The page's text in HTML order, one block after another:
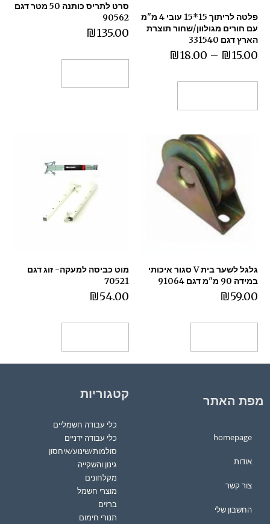
פלטה לריתוך 15*15 עובי 4 מ"מ
עם חורים מגולוון/שחור תוצרת
הארץ דגם 331540
₪15.00
–
₪18.00
סרט לתריס כותנה 50 מטר דגם
90562
₪135.00
גלגל לשער בית V סגור איכותי
במידה 90 מ"מ דגם 91064
₪59.00
מוט כביסה למעקה- זוג דגם
70521
₪54.00
מפת האתר
homepage
אודות
צור קשר
החשבון שלי
קטגוריות
כלי עבודה חשמליים
כלי עבודה ידניים
סולמות/שינוע/איחסון
גינון והשקייה
מקלחונים
מוצרי חשמל
ברזים
תנורי חימום